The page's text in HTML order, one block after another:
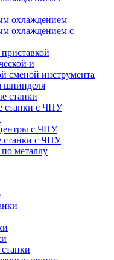
охлаждением
охлаждением с
и
сменой инструмента
шпинделя
станки
станки с ЧПУ
с ЧПУ
станки с ЧПУ
металлу